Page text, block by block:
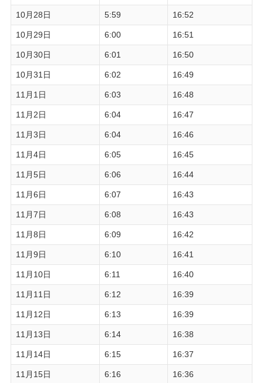
10月28日 5:59 16:52
10月29日 6:00 16:51
10月30日 6:01 16:50
10月31日 6:02 16:49
11月1日 6:03 16:48
11月2日 6:04 16:47
11月3日 6:04 16:46
11月4日 6:05 16:45
11月5日 6:06 16:44
11月6日 6:07 16:43
11月7日 6:08 16:43
11月8日 6:09 16:42
11月9日 6:10 16:41
11月10日 6:11 16:40
11月11日 6:12 16:39
11月12日 6:13 16:39
11月13日 6:14 16:38
11月14日 6:15 16:37
11月15日 6:16 16:36